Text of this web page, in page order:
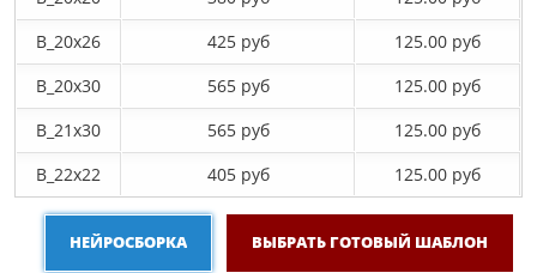
B_20х26
425 руб
125.00 руб
B_20х30
565 руб
125.00 руб
B_21х30
565 руб
125.00 руб
B_22х22
405 руб 125.00 руб
НЕЙРОСБОРКА ВЫБРАТЬ ГОТОВЫЙ ШАБЛОН